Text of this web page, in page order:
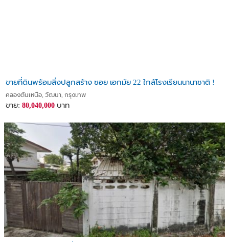
ขายที่ดินพร้อมสิ่งปลูกสร้าง ซอย เอกมัย 22 ใกล้โรงเรียนนานาชาติ !
คลองตันเหนือ, วัฒนา, กรุงเทพ
ขาย: 80,040,000 บาท